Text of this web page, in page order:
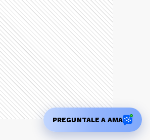
PREGUNTALE A AMA